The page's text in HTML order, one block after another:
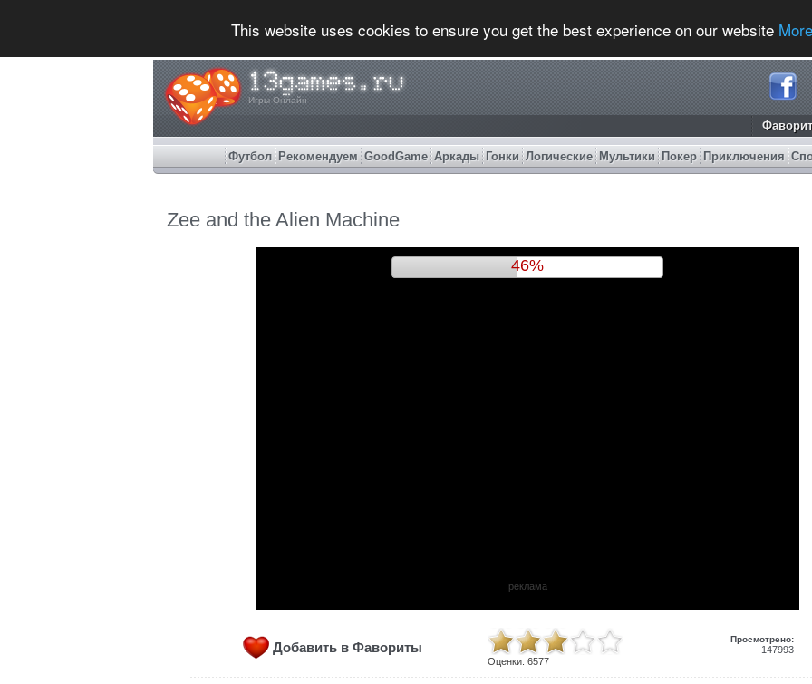
This website uses cookies to ensure you get the best experience on our website
Игры Онлайн
Футбол Рекомендуем GoodGame Аркады Гонки Логические Мультики Покер Приключения
Zee and the Alien Machine
49%
реклама
Добавить в Фавориты
Оценки: 6577
Просмотрено:
147993